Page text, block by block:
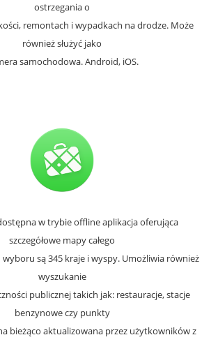
ostrzegania o
remontach i wypadkach na drodze. Może
również służyć jako
samochodowa. Android, iOS.
w trybie offline aplikacja oferująca
szczegółowe mapy całego
wyboru są 345 kraje i wyspy. Umożliwia również
wyszukanie
publicznej takich jak: restauracje, stacje
benzynowe czy punkty
bieżąco aktualizowana przez użytkowników z